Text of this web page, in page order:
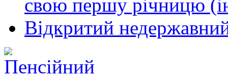
свою першу річницю
Відкритий